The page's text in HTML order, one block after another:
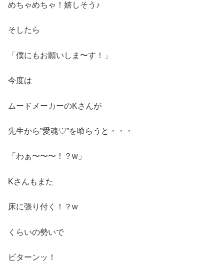
めちゃめちゃ！嬉しそう♪
そしたら
「僕にもお願いしま〜す！」
今度は
ムードメーカーのKさんが
先生から”愛魂♡”を喰らうと・・・
「わぁ〜〜〜！？w」
Kさんもまた
床に張り付く！？w
くらいの勢いで
ビターンッ！